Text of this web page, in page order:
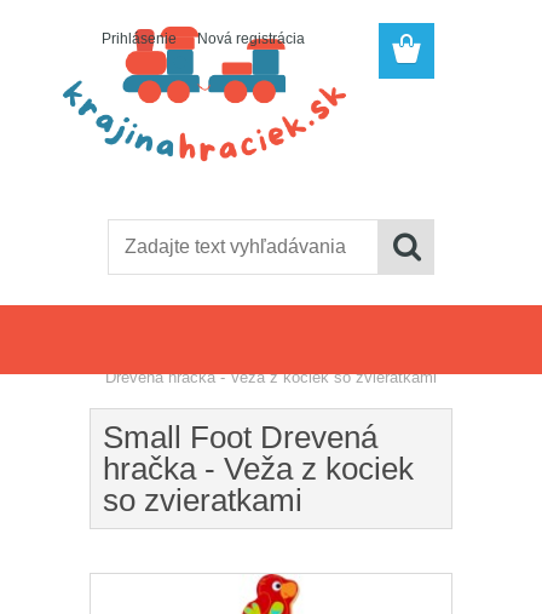
Prihlásenie Nová registrácia
Drevená hračka - Veža z kociek so zvieratkami
Small Foot Drevená
hračka - Veža z kociek
so zvieratkami